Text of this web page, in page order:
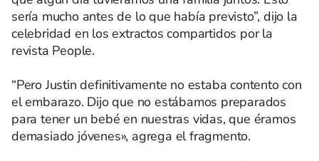
sería mucho antes de lo que había previsto”, dijo la
celebridad en los extractos compartidos por la
revista People.
“Pero Justin definitivamente no estaba contento con
el embarazo. Dijo que no estábamos preparados
para tener un bebé en nuestras vidas, que éramos
demasiado jóvenes», agrega el fragmento.